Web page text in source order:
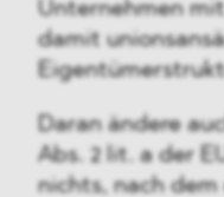
Unternehmen
damit
Daran ändere
Abs. 2 lit. a der
nichts, nach